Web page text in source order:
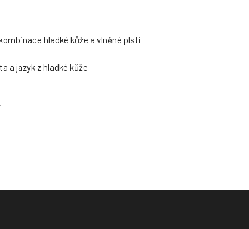
hladké kůže a vlněné plsti
a jazyk z hladké kůže